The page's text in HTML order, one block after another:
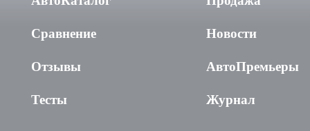
Сравнение
Отзывы
Тесты
Новости
АвтоПремьеры
Журнал